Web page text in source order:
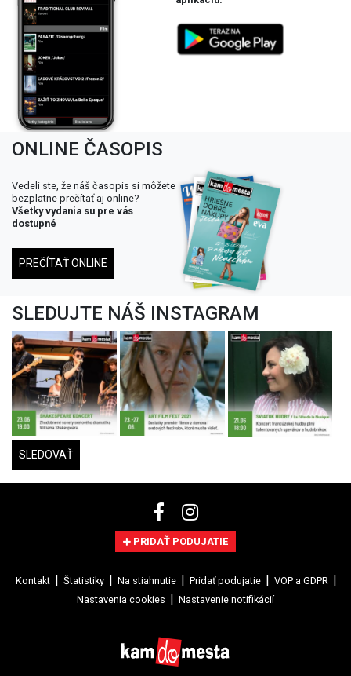
ONLINE ČASOPIS
Vedeli ste, že náš časopis si môžete
bezplatne prečítať aj online?
Všetky vydania su pre vás
dostupné
PREČÍTAŤ ONLINE
SLEDUJTE NÁŠ INSTAGRAM
SLEDOVAŤ
PRIDAŤ PODUJATIE
Kontakt Štatistiky Na stiahnutie Pridať podujatie
VOP a GDPR
Nastavenia cookies
Nastavenie notifikácií